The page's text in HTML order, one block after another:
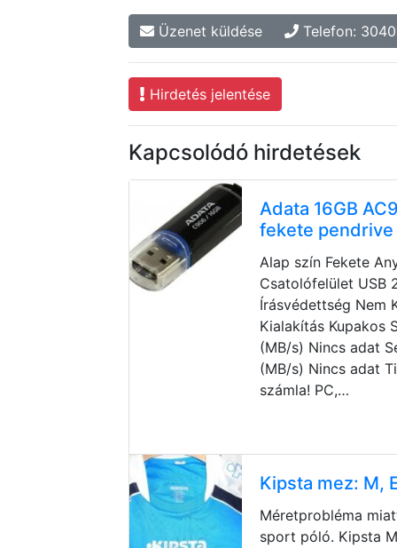
Üzenet küldése Telefon:
Hirdetés jelentése
Kapcsolódó hirdetések
Adata 16GB
fekete pendrive
Alap szín Fekete
Csatolófelület USB
Írásvédettség Nem
Kialakítás Kupakos
(MB/s) Nincs adat
(MB/s) Nincs adat
számla! PC,…
Kipsta mez: M,
Méretprobléma
sport póló. Kipsta